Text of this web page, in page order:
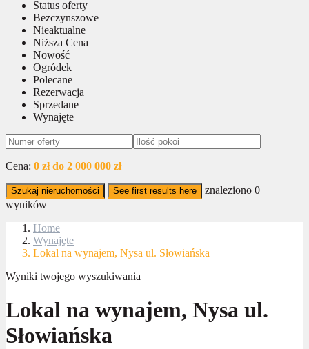
Status oferty
Bezczynszowe
Nieaktualne
Niższa Cena
Nowość
Ogródek
Polecane
Rezerwacja
Sprzedane
Wynajęte
Cena: 0 zł do 2 000 000 zł
Szukaj nieruchomości See first results here znaleziono 0
wyników
Home
Wynajęte
Lokal na wynajem, Nysa ul. Słowiańska
Wyniki twojego wyszukiwania
Lokal na wynajem, Nysa ul.
Słowiańska